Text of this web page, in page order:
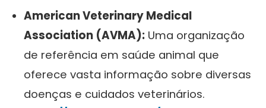
American Veterinary Medical
Association (AVMA): Uma organização
de referência em saúde animal que
oferece vasta informação sobre diversas
doenças e cuidados veterinários.